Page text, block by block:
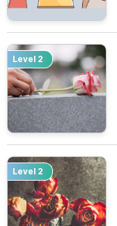
Level 2
Level 2